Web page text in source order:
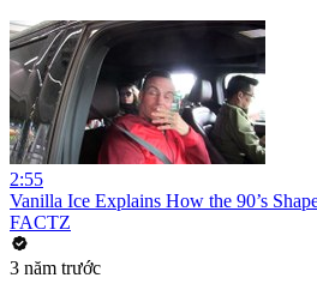
2:55
Vanilla Ice Explains How the 90’s
FACTZ
3 năm trước